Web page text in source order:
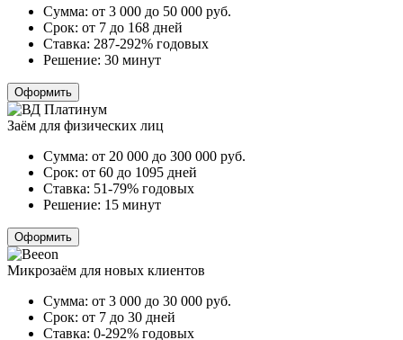
Сумма: от 3 000 до 50 000 руб.
Срок: от 7 до 168 дней
Ставка: 287-292% годовых
Решение: 30 минут
Оформить
Заём для физических лиц
Сумма: от 20 000 до 300 000 руб.
Срок: от 60 до 1095 дней
Ставка: 51-79% годовых
Решение: 15 минут
Оформить
Микрозаём для новых клиентов
Сумма: от 3 000 до 30 000 руб.
Срок: от 7 до 30 дней
Ставка: 0-292% годовых